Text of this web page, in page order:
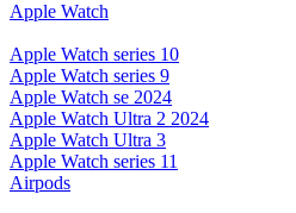
Apple Watch
Apple Watch series 10
Apple Watch series 9
Apple Watch se 2024
Apple Watch Ultra 2 2024
Apple Watch Ultra 3
Apple Watch series 11
Airpods